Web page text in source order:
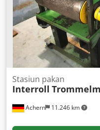
Achern 11.246 km
Stasiun pakan
Interroll